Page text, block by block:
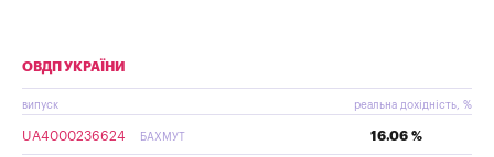
ОВДП УКРАЇНИ
випуск реальна дохідність, %
UA4000236624 БАХМУТ 16.06 %